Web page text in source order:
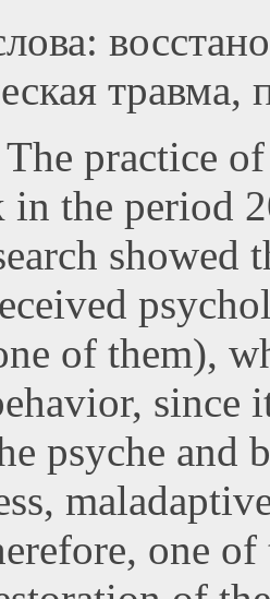
травма,
practice
in the period
showed
of them),
since
psyche and
one